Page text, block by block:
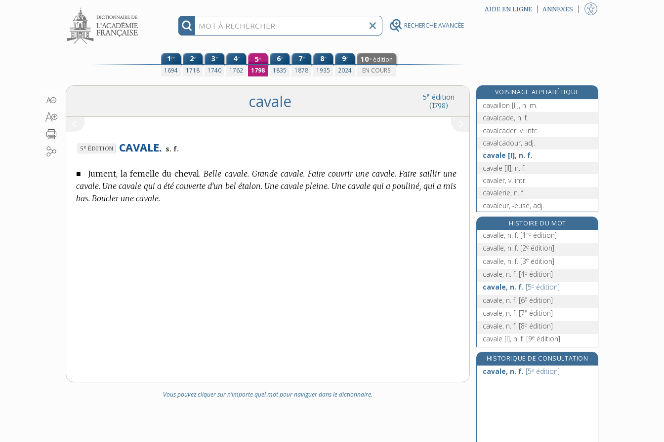
RECHERCHE AVANCÉE
Aller au contenu AIDE EN LIGNE ANNEXES
1re
1694
2e
1718
3e
1740
4e
1762
5e
1798
6e
1835
7e
1878
8e
1935
9e
2024
10e édition
EN COURS
5e édition
(1798)
cavale
5e ÉDITION CAVALE. s. f.
■ Jument, la femelle du cheval. Belle cavale. Grande cavale. Faire couvrir une cavale. Faire saillir une
cavale. Une cavale qui a été couverte d’un bel étalon. Une cavale pleine. Une cavale qui a pouliné, qui a mis
bas. Boucler une cavale.
Vous pouvez cliquer sur n’importe quel mot pour naviguer dans le dictionnaire.
VOISINAGE ALPHABÉTIQUE
cavaillon [I], n. m.
cavaillon [II], n. m.
cavalcade, n. f.
cavalcader, v. intr.
cavalcadour, adj.
cavale [I], n. f.
cavale [II], n. f.
cavaler, v. intr.
cavalerie, n. f.
cavaleur, -euse, adj.
cavalier, -ière, adj. et n.
cavaliére à la, adv.[3eédition]
cavalièrement, adv.
HISTOIRE DU MOT
cavalle, n. f. [1 re édition]
cavalle, n. f. [2e édition]
cavalle, n. f. [3e édition]
cavale, n. f. [4e édition]
cavale, n. f. [5e édition]
cavale, n. f. [6e édition]
cavale, n. f. [7e édition]
cavale, n. f. [8e édition]
cavale [I], n. f. [9e édition]
HISTORIQUE DE CONSULTATION
cavale, n. f. [5e édition]